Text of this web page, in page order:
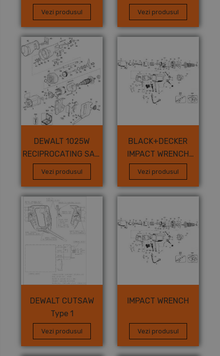
Vezi produsul Vezi produsul
DEWALT 1025W
RECIPROCATING SAW
Type 1
Vezi produsul
BLACK+DECKER
IMPACT WRENCH
(U.K.) Type 1
Vezi produsul
DEWALT CUTSAW
Type 1
Vezi produsul
IMPACT WRENCH
Vezi produsul